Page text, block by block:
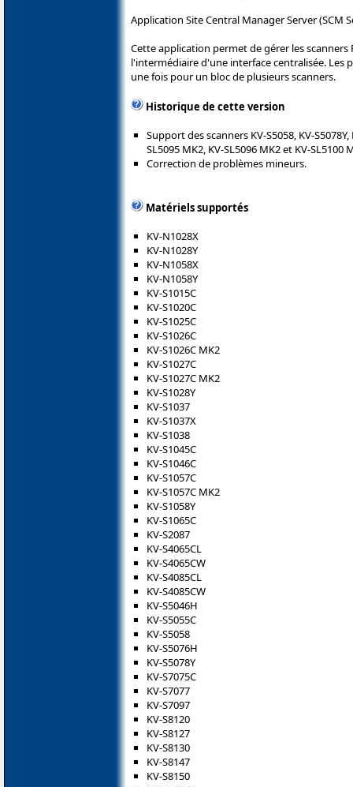
Application Site Central Manager Server (SCM
Cette application permet de gérer les scanners
l'intermédiaire d'une interface centralisée. Les
une fois pour un bloc de plusieurs scanners.
Historique de cette version
Support des scanners KV-S5058, KV-
SL5095 MK2, KV-SL5096 MK2 et KV-SL5100
Correction de problèmes mineurs.
Matériels supportés
KV-N1028X
KV-N1028Y
KV-N1058X
KV-N1058Y
KV-S1015C
KV-S1020C
KV-S1025C
KV-S1026C
KV-S1026C MK2
KV-S1027C
KV-S1027C MK2
KV-S1028Y
KV-S1037
KV-S1037X
KV-S1038
KV-S1045C
KV-S1046C
KV-S1057C
KV-S1057C MK2
KV-S1058Y
KV-S1065C
KV-S2087
KV-S4065CL
KV-S4065CW
KV-S4085CL
KV-S4085CW
KV-S5046H
KV-S5055C
KV-S5058
KV-S5076H
KV-S5078Y
KV-S7075C
KV-S7077
KV-S7097
KV-S8120
KV-S8127
KV-S8130
KV-S8147
KV-S8150